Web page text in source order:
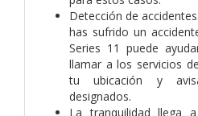
Detección de
has sufrido un
Series 11 puede
llamar a los servicios
tu ubicación y
designados.
La tranquilidad llega